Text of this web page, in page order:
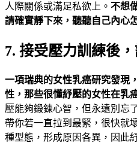
人際關係或滿足私欲上。 不想
請確實靜下來，聽聽自己內心
7. 接受壓力訓練後
一項瑞典的女性乳癌研究發現
性，那些很懂紓壓的女性在乳
壓能夠鍛鍊心智，但永遠別忘
帶你若一直拉到最緊，很快就
種型態，形成原因各異，因此